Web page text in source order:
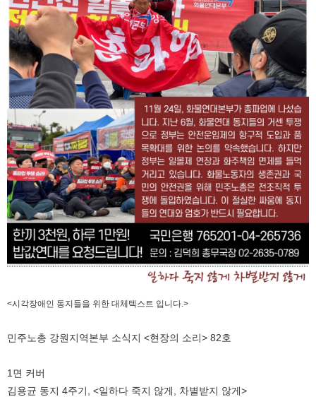
<시각장애인 동지들을 위한 대체텍스트 입니다.>
민주노총 강원지역본부 소식지 <현장의 소리> 82호
1면 커버
김용균 동지 4주기, <일하다 죽지 않게, 차별받지 않게>